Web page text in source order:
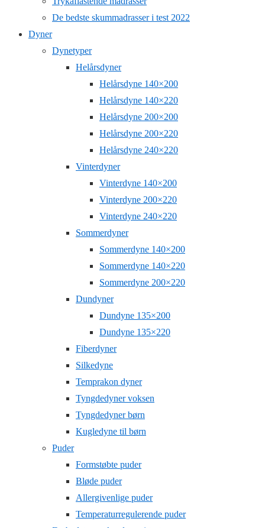
De bedste skummadrasser i test 2022
Dyner
Dynetyper
Helårsdyner
Helårsdyne 140×200
Helårsdyne 140×220
Helårsdyne 200×200
Helårsdyne 200×220
Helårsdyne 240×220
Vinterdyner
Vinterdyne 140×200
Vinterdyne 200×220
Vinterdyne 240×220
Sommerdyner
Sommerdyne 140×200
Sommerdyne 140×220
Sommerdyne 200×220
Dundyner
Dundyne 135×200
Dundyne 135×220
Fiberdyner
Silkedyne
Temprakon dyner
Tyngdedyner voksen
Tyngdedyner børn
Kugledyne til børn
Puder
Formstøbte puder
Bløde puder
Allergivenlige puder
Temperaturregulerende puder